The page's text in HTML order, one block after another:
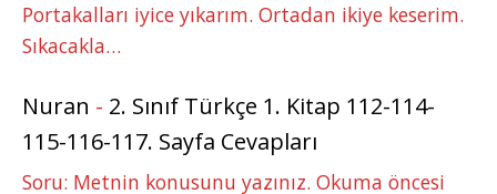
Portakalları iyice yıkarım. Ortadan ikiye keserim.
Sıkacakla…
Nuran - 2. Sınıf Türkçe 1. Kitap 112-114-
115-116-117. Sayfa Cevapları
Soru: Metnin konusunu yazınız. Okuma öncesi